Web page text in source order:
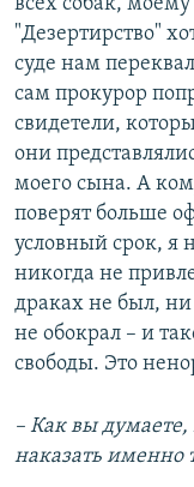
всех собак,
"Дезертирство"
суде нам
сам прокурор
свидетели,
они
моего сына. А
поверят больше
условный срок, я
никогда не
драках не был, ни
не обокрал – и
свободы. Это
– Как вы
наказать именно